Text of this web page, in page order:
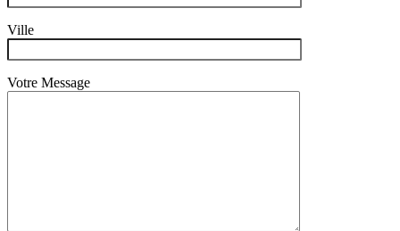
Ville
Votre Message